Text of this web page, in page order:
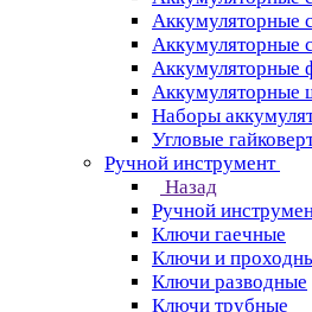
Аккумуляторные
Аккумуляторные
Аккумуляторные
Аккумуляторные
Наборы
Угловые
Ручной инструмент
Назад
Ручной
Ключи гаечные
Ключи и
Ключи разводные
Ключи трубные